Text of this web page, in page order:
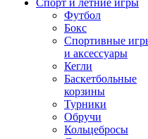
Спорт и летние игры
Футбол
Бокс
Спортивные
и аксессуары
Кегли
Баскетбольные
корзины
Турники
Обручи
Кольцебросы